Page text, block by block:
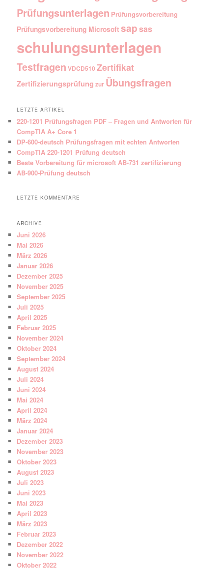
Prüfungsunterlagen Prüfungsvorbereitung
Prüfungsvorbereitung Microsoft sapsas
schulungsunterlagen
Testfragen VDCD510 Zertifikat
Zertifizierungsprüfung zur Übungsfragen
LETZTE ARTIKEL
220-1201 Prüfungsfragen PDF – Fragen und Antworten für
CompTIA A+ Core 1
DP-600-deutsch Prüfungsfragen mit echten Antworten
CompTIA 220-1201 Prüfung deutsch
Beste Vorbereitung für microsoft AB-731 zertifizierung
AB-900-Prüfung deutsch
LETZTE KOMMENTARE
ARCHIVE
Juni 2026
Mai 2026
März 2026
Januar 2026
Dezember 2025
November 2025
September 2025
Juli 2025
April 2025
Februar 2025
November 2024
Oktober 2024
September 2024
August 2024
Juli 2024
Juni 2024
Mai 2024
April 2024
März 2024
Januar 2024
Dezember 2023
November 2023
Oktober 2023
August 2023
Juli 2023
Juni 2023
Mai 2023
April 2023
März 2023
Februar 2023
Dezember 2022
November 2022
Oktober 2022